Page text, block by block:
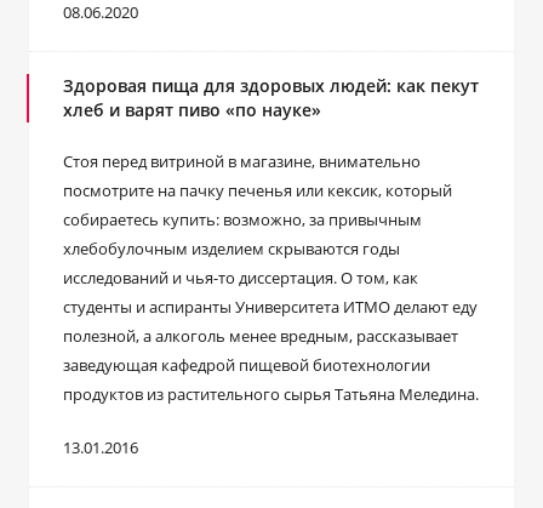
08.06.2020
Здоровая пища для здоровых людей: как пекут
хлеб и варят пиво «по науке»
Стоя перед витриной в магазине, внимательно
посмотрите на пачку печенья или кексик, который
собираетесь купить: возможно, за привычным
хлебобулочным изделием скрываются годы
исследований и чья-то диссертация. О том, как
студенты и аспиранты Университета ИТМО делают еду
полезной, а алкоголь менее вредным, рассказывает
заведующая кафедрой пищевой биотехнологии
продуктов из растительного сырья Татьяна Меледина.
13.01.2016